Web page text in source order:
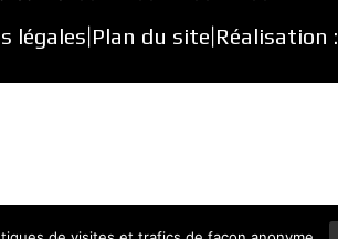
légales Plan du site Réalisation :